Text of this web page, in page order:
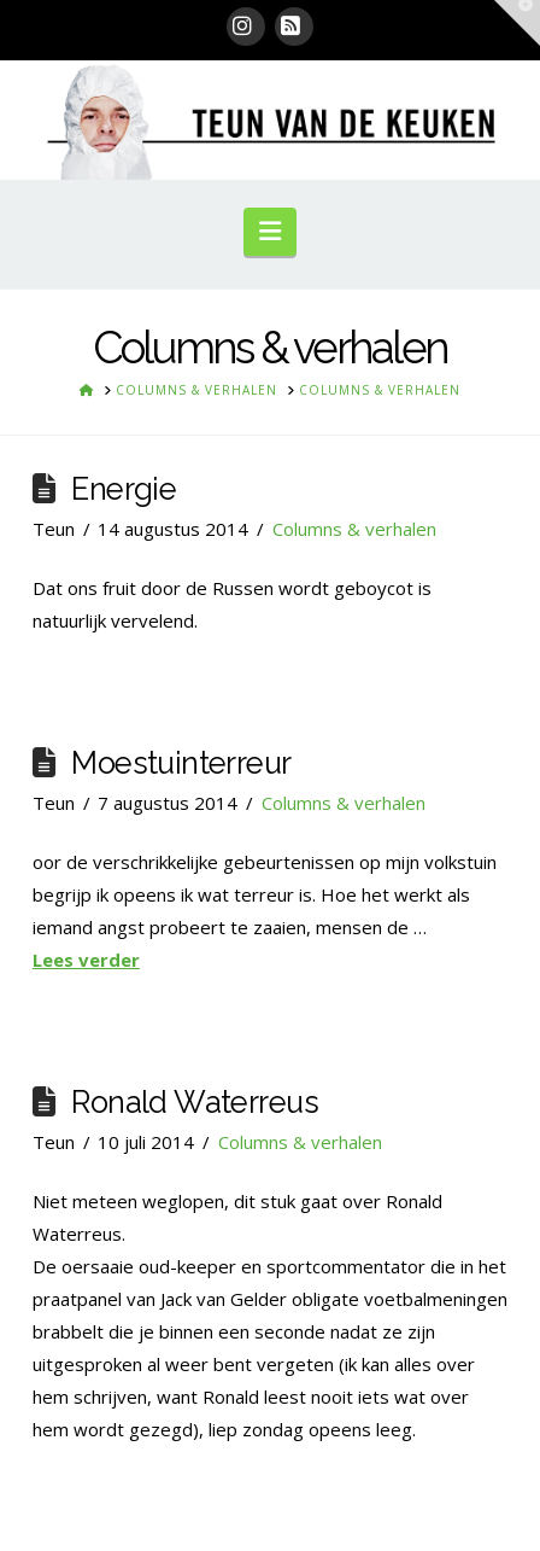
Instagram
RSS
Navigation
Columns & verhalen
HOMECOLUMNS & VERHALEN COLUMNS & VERHALEN
Energie
Teun 14 augustus 2014 Columns & verhalen
Dat ons fruit door de Russen wordt geboycot is
natuurlijk vervelend.
Moestuinterreur
Teun 7 augustus 2014 Columns & verhalen
oor de verschrikkelijke gebeurtenissen op mijn volkstuin
begrijp ik opeens ik wat terreur is. Hoe het werkt als
iemand angst probeert te zaaien, mensen de …
Lees verder
Ronald Waterreus
Teun 10 juli 2014 Columns & verhalen
Niet meteen weglopen, dit stuk gaat over Ronald
Waterreus.
De oersaaie oud-keeper en sportcommentator die in het
praatpanel van Jack van Gelder obligate voetbalmeningen
brabbelt die je binnen een seconde nadat ze zijn
uitgesproken al weer bent vergeten (ik kan alles over
hem schrijven, want Ronald leest nooit iets wat over
hem wordt gezegd), liep zondag opeens leeg.